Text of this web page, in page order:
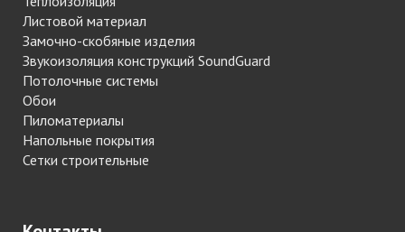
Листовой материал
Замочно-скобяные изделия
Звукоизоляция конструкций SoundGuard
Потолочные системы
Обои
Пиломатериалы
Напольные покрытия
Сетки строительные